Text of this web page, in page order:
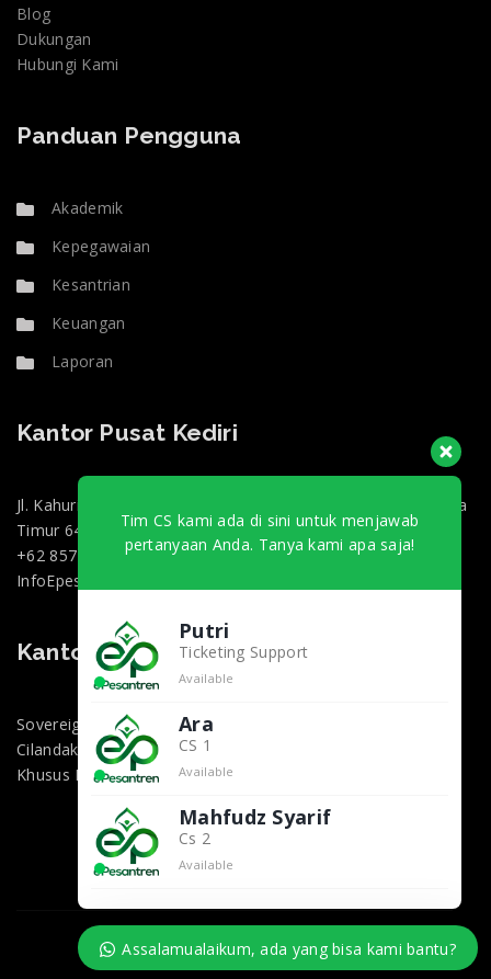
Blog
Dukungan
Hubungi Kami
Panduan Pengguna
Akademik
Kepegawaian
Kesantrian
Keuangan
Laporan
Kantor Pusat Kediri
Jl. Kahuripan 47, Doko, Kec. Ngasem, Kabupaten Kediri, Jawa
Timur 64182
+62 857-0130-3000
InfoEpesantren@gmail.com
Kantor Marketing Jakarta
Sovereign Plaza, Jl. TB Simatupang No.36 1, RT.1/RW.2,
Cilandak Bar., Kec. Cilandak, Kota Jakarta Selatan, Daerah
Khusus Ibukota Jakarta 12430
© 2025epesantren.co.id . All Rights Reserved.
Tim CS kami ada di sini untuk menjawab
pertanyaan Anda. Tanya kami apa saja!
Putri
Ticketing Support
Available
Ara
CS 1
Available
Mahfudz Syarif
Cs 2
Available
Assalamualaikum, ada yang bisa kami bantu?